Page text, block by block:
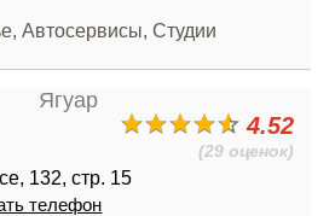
Автосервисы, Студии
4.52
(29 оценок)
132, стр. 15
телефон